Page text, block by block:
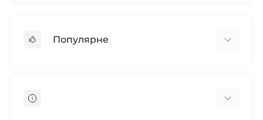
Популярне
Запчасти на мотоцикл Ява